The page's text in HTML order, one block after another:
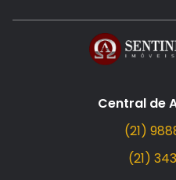
Central de
(21)
(21)